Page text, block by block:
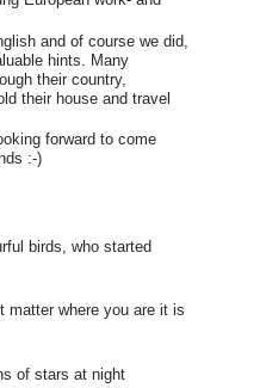
and of course we did,
hints. Many
their country,
their house and travel
forward to come
:-)
birds, who started
matter where you are it is
of stars at night